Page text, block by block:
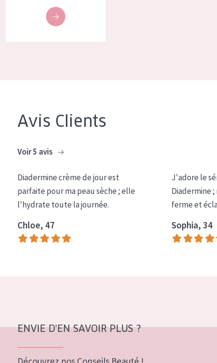
COLLECTION
Peau normale à sèche
Peau mixte ou grasse
Peau ménopausée
ÂGE :
Tous âges
Avis Clients
Voir 5 avis
Diadermine crème de jour est
parfaite pour ma peau sèche ; elle
l'hydrate toute la journée.
Chloe, 47
J'adore le
Diadermine
ferme et
Sophia, 34
ENVIE D'EN SAVOIR PLUS ?